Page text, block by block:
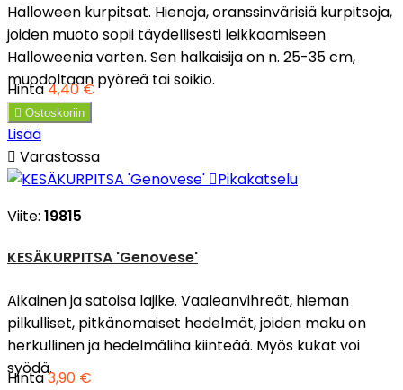
Halloween kurpitsat. Hienoja, oranssinvärisiä kurpitsoja,
joiden muoto sopii täydellisesti leikkaamiseen
Halloweenia varten. Sen halkaisija on n. 25-35 cm,
muodoltaan pyöreä tai soikio.
Hinta4,40 €
 Ostoskoriin
Lisää
 Varastossa
Pikakatselu
Viite: 19815
KESÄKURPITSA 'Genovese'
Aikainen ja satoisa lajike. Vaaleanvihreät, hieman
pilkulliset, pitkänomaiset hedelmät, joiden maku on
herkullinen ja hedelmäliha kiinteää. Myös kukat voi
syödä.
Hinta3,90 €